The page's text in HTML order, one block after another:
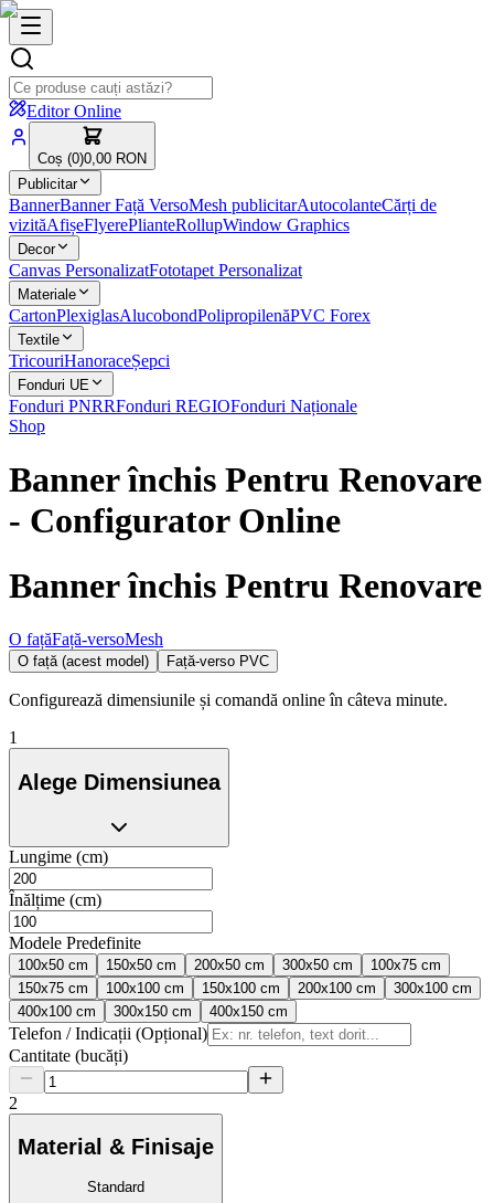
Editor Online
Coș (0)0,00 RON
Publicitar
BannerBanner Față VersoMesh publicitarAutocolanteCărți de
vizităAfișeFlyerePlianteRollupWindow Graphics
Decor
Canvas PersonalizatFototapet Personalizat
Materiale
CartonPlexiglasAlucobondPolipropilenăPVC Forex
Textile
TricouriHanoraceȘepci
Fonduri UE
Fonduri PNRRFonduri REGIOFonduri Naționale
Shop
Banner închis Pentru Renovare
- Configurator Online
Banner închis Pentru Renovare
O fațăFață-versoMesh
O față (acest model) Față-verso PVC
Configurează dimensiunile și comandă online în câteva minute.
1
Alege Dimensiunea
Lungime (cm)
Înălțime (cm)
Modele Predefinite
100x50 cm 150x50 cm 200x50 cm 300x50 cm
100x75 cm
150x75 cm
100x100 cm 150x100 cm 200x100 cm
300x100 cm
400x100 cm
300x150 cm 400x150 cm
Telefon / Indicații (Opțional)
Cantitate (bucăți)
2
Material & Finisaje
Standard